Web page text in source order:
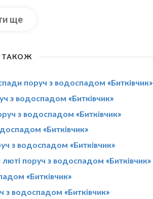
ще
ТАКОЖ
поруч з водоспадом «Битківчик»
з водоспадом «Битківчик»
з водоспадом «Битківчик»
«Битківчик»
з водоспадом «Битківчик»
люті поруч з водоспадом «Битківчик»
«Битківчик»
з водоспадом «Битківчик»